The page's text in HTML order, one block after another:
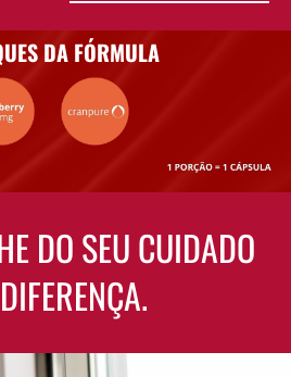
DA FÓRMULA
DO SEU CUIDADO